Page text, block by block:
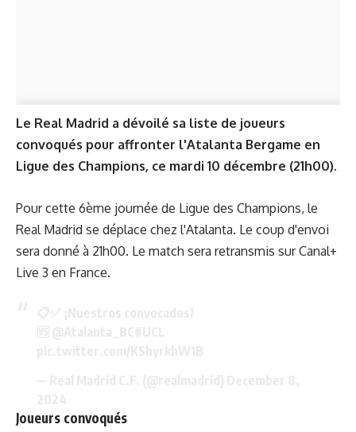
Le Real Madrid a dévoilé sa liste de joueurs
convoqués pour affronter l'Atalanta Bergame en
Ligue des Champions, ce mardi 10 décembre (21h00).
Pour cette 6ème journée de Ligue des Champions, le
Real Madrid se déplace chez l'Atalanta. Le coup d'envoi
sera donné à 21h00. Le match sera retransmis sur Canal+
Live 3 en France.
Joueurs convoqués